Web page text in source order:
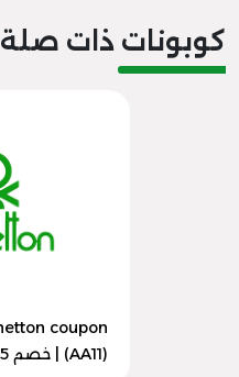
كوبونات ذات صلة
(AA11) | خصم 25% الآن